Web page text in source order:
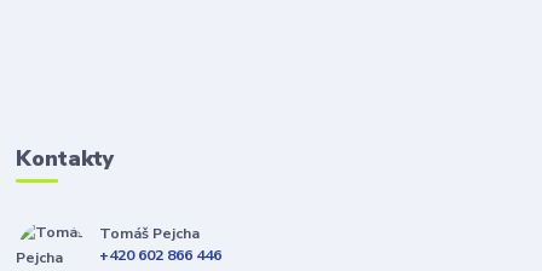
Kontakty
Tomáš Pejcha
+420 602 866 446